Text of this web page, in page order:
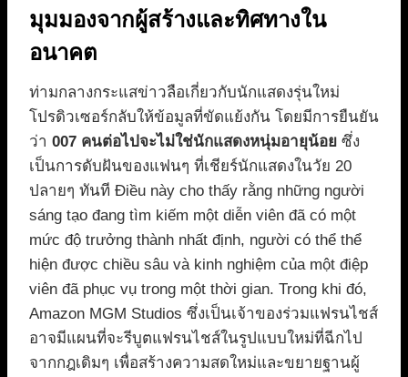
มุมมองจากผู้สร้างและทิศทางใน
อนาคต
ท่ามกลางกระแสข่าวลือเกี่ยวกับนักแสดงรุ่นใหม่
โปรดิวเซอร์กลับให้ข้อมูลที่ขัดแย้งกัน โดยมีการยืนยัน
ว่า 007 คนต่อไปจะไม่ใช่นักแสดงหนุ่มอายุน้อย ซึ่ง
เป็นการดับฝันของแฟนๆ ที่เชียร์นักแสดงในวัย 20
ปลายๆ ทันที Điều này cho thấy rằng những người
sáng tạo đang tìm kiếm một diễn viên đã có một
mức độ trưởng thành nhất định, người có thể thể
hiện được chiều sâu và kinh nghiệm của một điệp
viên đã phục vụ trong một thời gian. Trong khi đó,
Amazon MGM Studios ซึ่งเป็นเจ้าของร่วมแฟรนไชส์
อาจมีแผนที่จะรีบูตแฟรนไชส์ในรูปแบบใหม่ที่ฉีกไป
จากกฎเดิมๆ เพื่อสร้างความสดใหม่และขยายฐานผู้